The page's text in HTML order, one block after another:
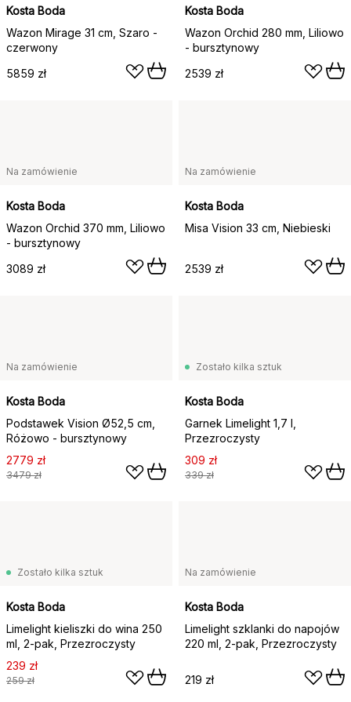
Kosta Boda
Wazon Mirage 31 cm, Szaro -
czerwony
5859 zł
Kosta Boda
Wazon Orchid 280 mm, Liliowo
- bursztynowy
2539 zł
Na zamówienie
Kosta Boda
Wazon Orchid 370 mm, Liliowo
- bursztynowy
3089 zł
Na zamówienie
Kosta Boda
Misa Vision 33 cm, Niebieski
2539 zł
Na zamówienie
Kosta Boda
Podstawek Vision Ø52,5 cm,
Różowo - bursztynowy
2779 zł
3479 zł
Zostało kilka sztuk
Kosta Boda
Garnek Limelight 1,7 l,
Przezroczysty
309 zł
339 zł
Zostało kilka sztuk
Kosta Boda
Limelight kieliszki do wina 250
ml, 2‑pak, Przezroczysty
239 zł
259 zł
Na zamówienie
Kosta Boda
Limelight szklanki do napojów
220 ml, 2‑pak, Przezroczysty
219 zł